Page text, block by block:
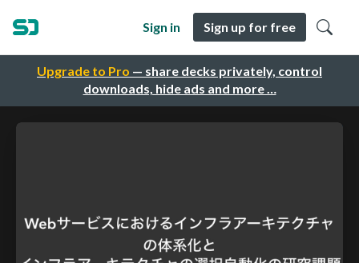
Upgrade to Pro — share decks privately, control
downloads, hide ads and more …
Sign in Sign up for free